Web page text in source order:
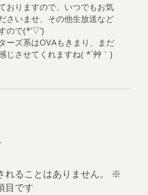
おりますので、いつでもお気
さいませ、その他生放送など
ので(*’▽’)
ーズ系はOVAもきまり、まだ
じさせてくれますね( *´艸｀)
ることはありません。
※
目です